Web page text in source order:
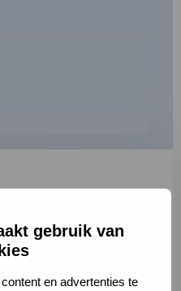
gebruik van
en advertenties te
aan